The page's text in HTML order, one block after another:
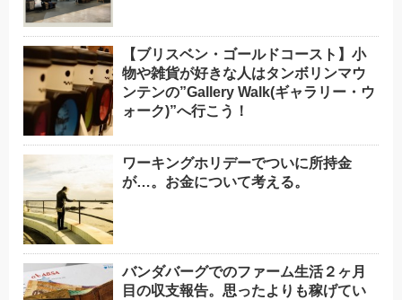
【ブリスベン・ゴールドコースト】小
物や雑貨が好きな人はタンボリンマウ
ンテンの”Gallery Walk(ギャラリー・ウ
ォーク)”へ行こう！
ワーキングホリデーでついに所持金
が…。お金について考える。
バンダバーグでのファーム生活２ヶ月
目の収支報告。思ったよりも稼げてい